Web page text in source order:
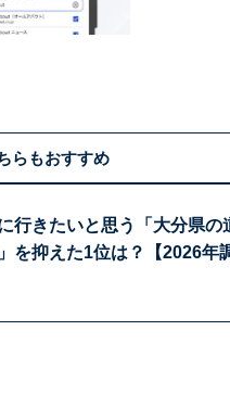
らもおすすめ
行きたいと思う「大分県
を抑えた1位は？【2026年